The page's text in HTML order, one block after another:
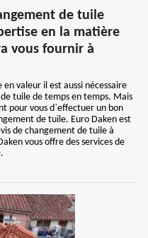
de tuile
en la matière
vous fournir à
valeur il est aussi nécessaire
tuile de temps en temps. Mais
pour vous d`effectuer un bon
de tuile. Euro Daken est
de changement de tuile à
vous offre des services de